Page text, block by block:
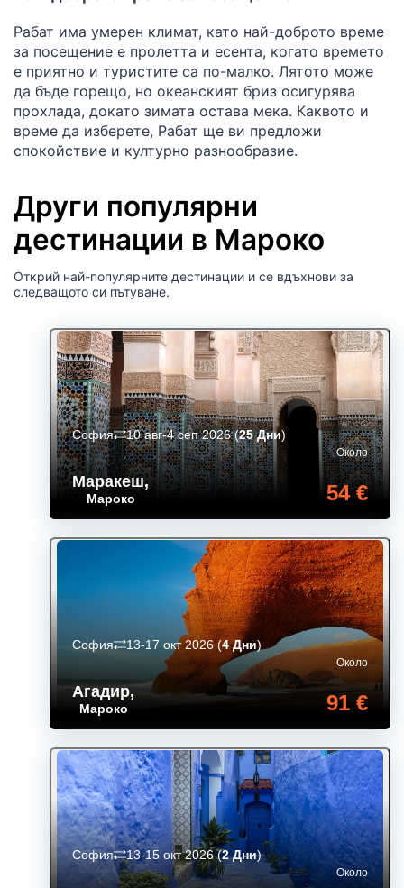
Рабат има умерен климат, като най-доброто време
за посещение е пролетта и есента, когато времето
е приятно и туристите са по-малко. Лятото може
да бъде горещо, но океанският бриз осигурява
прохлада, докато зимата остава мека. Каквото и
време да изберете, Рабат ще ви предложи
спокойствие и културно разнообразие.
Други популярни
дестинации в Мароко
Открий най-популярните дестинации и се вдъхнови за
следващото си пътуване.
Маракеш,
Мароко
Около
54 €
София 10 авг-4 сеп 2026(25 Дни)
Агадир,
Мароко
Около
91 €
София 13-17 окт 2026(4 Дни)
Около
София 13-15 окт 2026(2 Дни)